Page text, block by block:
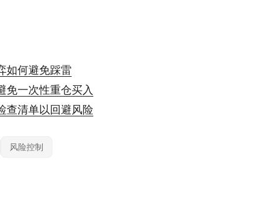
如何避免踩雷
免一次性重仓买入
查清单以回避风险
风险控制